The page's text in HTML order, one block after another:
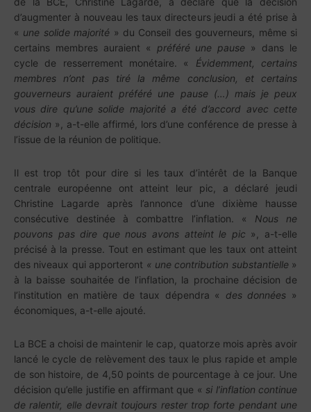
d’augmenter à nouveau les taux directeurs jeudi a été prise à
« une solide majorité » du Conseil des gouverneurs, même si
certains membres auraient « préféré une pause » dans le
cycle de resserrement monétaire. « Évidemment, certains
membres n’ont pas tiré la même conclusion, et certains
gouverneurs auraient préféré une pause (…) mais je peux
vous dire qu’une solide majorité a été d’accord avec cette
décision », a-t-elle affirmé, lors d’une conférence de presse à
l’issue de la réunion de politique.
Il est trop tôt pour dire si les taux d’intérêt de la Banque
centrale européenne ont atteint leur pic, a déclaré jeudi
Christine Lagarde après l’annonce d’une dixième hausse
consécutive destinée à combattre l’inflation. « Nous ne
pouvons pas dire que nous avons atteint le pic », a-t-elle
précisé à la presse. Tout en estimant que les taux ont atteint
des niveaux qui apporteront « une contribution substantielle »
à la baisse souhaitée de l’inflation, la prochaine décision de
l’institution en matière de taux dépendra « des données »
économiques, a-t-elle ajouté.
La BCE a choisi de maintenir le cap, quatorze mois après avoir
lancé le cycle de relèvement des taux le plus rapide et ample
de son histoire, de 4,50 points de pourcentage à ce jour. Une
décision qu’elle justifie en affirmant que «si l’inflation continue
de ralentir, elle devrait toujours rester trop forte pendant une